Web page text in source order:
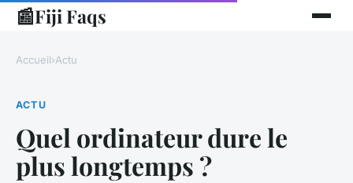
📰Fiji Faqs
Accueil›Actu
ACTU
Quel ordinateur dure le
plus longtemps ?